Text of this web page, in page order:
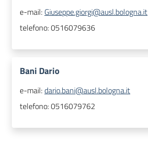
e-mail: Giuseppe.giorgi@ausl.bologna.it
telefono:0516079636
Bani Dario
e-mail:dario.bani@ausl.bologna.it
telefono:0516079762